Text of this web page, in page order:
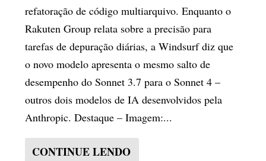
refatoração de código multiarquivo. Enquanto o
Rakuten Group relata sobre a precisão para
tarefas de depuração diárias, a Windsurf diz que
o novo modelo apresenta o mesmo salto de
desempenho do Sonnet 3.7 para o Sonnet 4 –
outros dois modelos de IA desenvolvidos pela
Anthropic. Destaque – Imagem:...
CONTINUE LENDO